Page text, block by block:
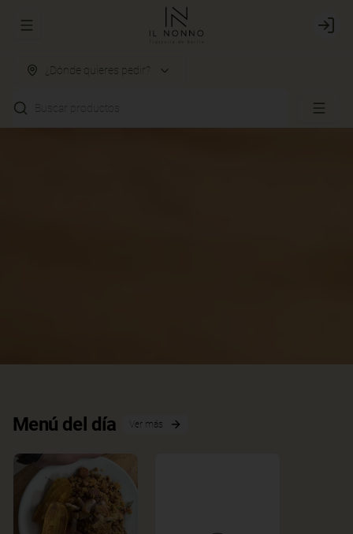
Abrir menu de navegación Login
¿Dónde quieres pedir?
Buscar productos
Menú del día Ver más